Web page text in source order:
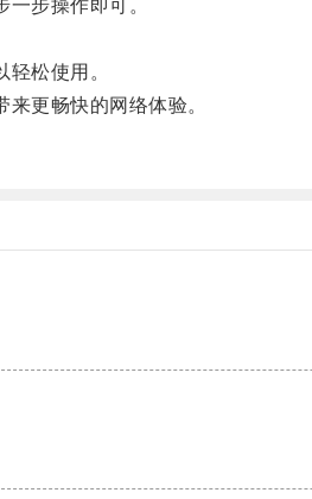
步操作即可。
松使用。
更畅快的网络体验。